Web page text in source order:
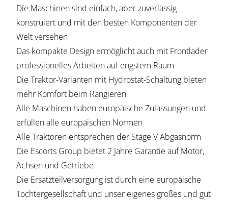
Die Maschinen sind einfach, aber zuverlässig
konstruiert und mit den besten Komponenten der
Welt versehen
Das kompakte Design ermöglicht auch mit Frontlader
professionelles Arbeiten auf engstem Raum
Die Traktor-Varianten mit Hydrostat-Schaltung bieten
mehr Komfort beim Rangieren
Alle Maschinen haben europäische Zulassungen und
erfüllen alle europäischen Normen
Alle Traktoren entsprechen der Stage V Abgasnorm
Die Escorts Group bietet 2 Jahre Garantie auf Motor,
Achsen und Getriebe
Die Ersatzteilversorgung ist durch eine europäische
Tochtergesellschaft und unser eigenes großes und gut